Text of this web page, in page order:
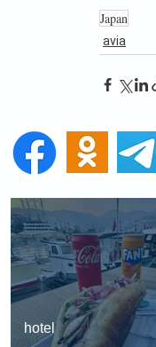
Japan
avia
hotel